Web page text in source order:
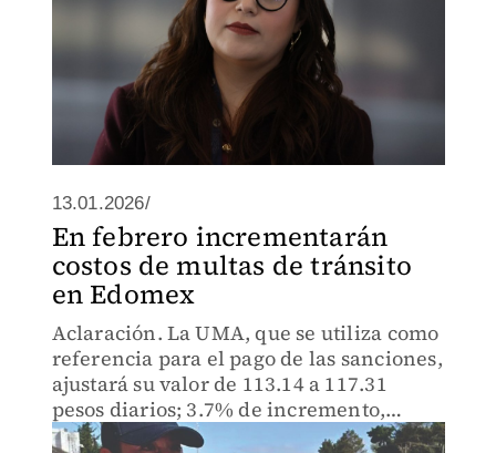
13.01.2026/
En febrero incrementarán
costos de multas de tránsito
en Edomex
Aclaración. La UMA, que se utiliza como
referencia para el pago de las sanciones,
ajustará su valor de 113.14 a 117.31
pesos diarios; 3.7% de incremento,
según el Inegi